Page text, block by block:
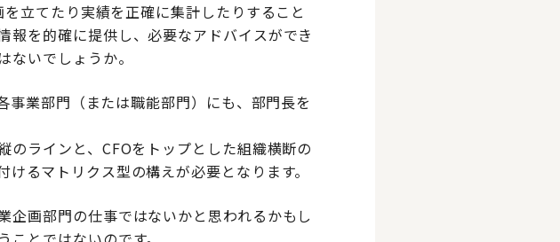
立てたり実績を正確に集計したりすること
報を的確に提供し、必要なアドバイスができ
いでしょうか。
事業部門（または職能部門）にも、部門長を
ラインと、CFOをトップとした組織横断の
るマトリクス型の構えが必要となります。
企画部門の仕事ではないかと思われるかもし